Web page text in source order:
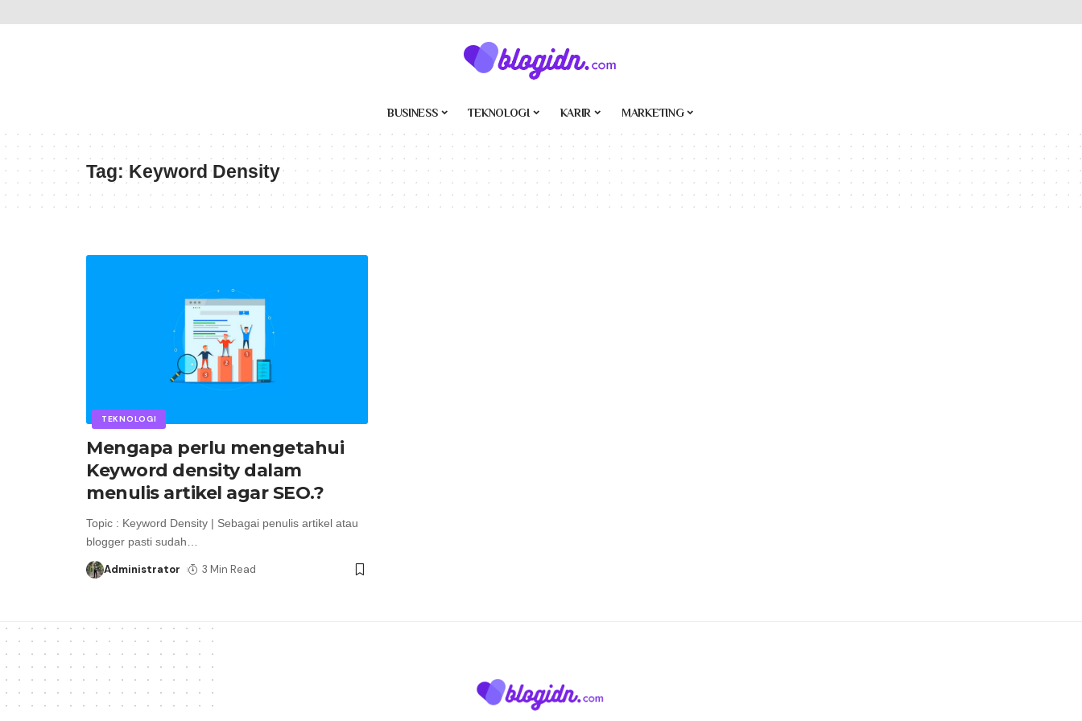
BUSINESS TEKNOLOGI KARIR MARKETING
Tag:Keyword Density
TEKNOLOGI
Mengapa perlu mengetahui
Keyword density dalam
menulis artikel agar SEO.?
Topic : Keyword Density | Sebagai penulis artikel atau
blogger pasti sudah
Administrator 3 Min Read